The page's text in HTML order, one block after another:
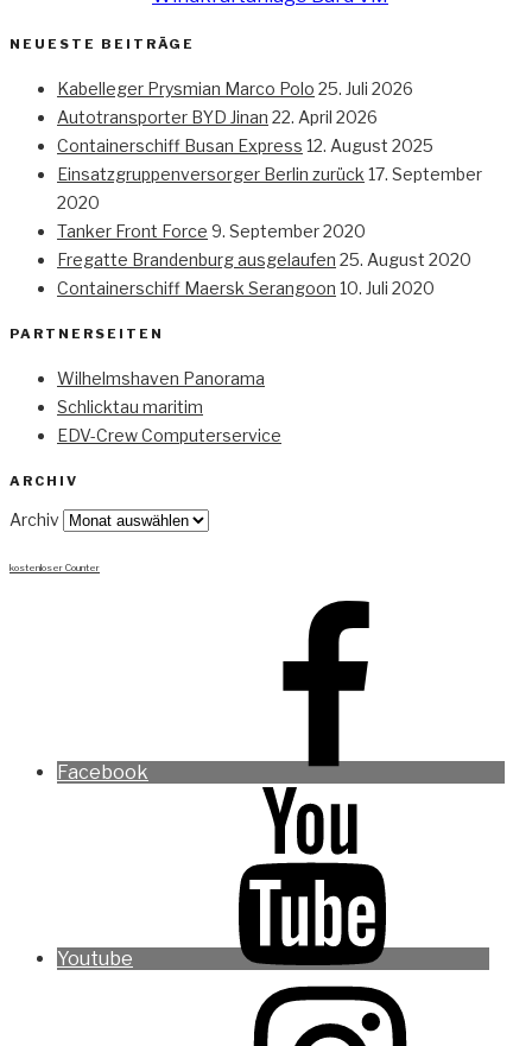
NEUESTE BEITRÄGE
Kabelleger Prysmian Marco Polo 25. Juli 2026
Autotransporter BYD Jinan 22. April 2026
Containerschiff Busan Express 12. August 2025
Einsatzgruppenversorger Berlin zurück 17. September
2020
Tanker Front Force 9. September 2020
Fregatte Brandenburg ausgelaufen 25. August 2020
Containerschiff Maersk Serangoon 10. Juli 2020
PARTNERSEITEN
Wilhelmshaven Panorama
Schlicktau maritim
EDV-Crew Computerservice
ARCHIV
Archiv
kostenloser Counter
Facebook
Youtube